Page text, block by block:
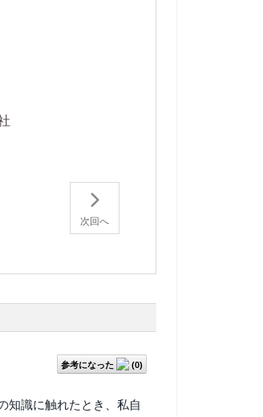
次回へ
参考になった (0)
知識に触れたとき、私自